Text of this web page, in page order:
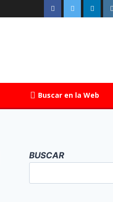
Buscar en la Web
BUSCAR